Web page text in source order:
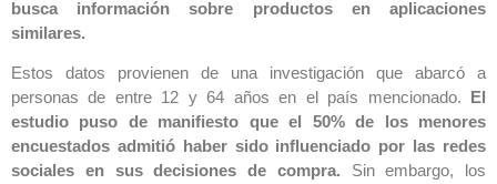
busca información sobre productos en aplicaciones
similares.
Estos datos provienen de una investigación que abarcó a
personas de entre 12 y 64 años en el país mencionado. El
estudio puso de manifiesto que el 50% de los menores
encuestados admitió haber sido influenciado por las redes
sociales en sus decisiones de compra. Sin embargo, los